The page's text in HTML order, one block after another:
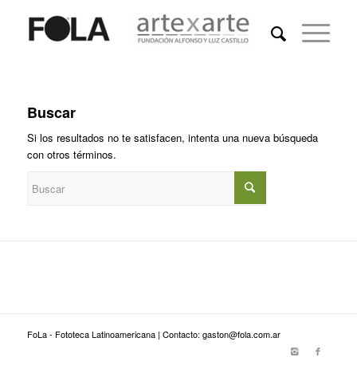
Buscar
Si los resultados no te satisfacen, intenta una nueva búsqueda
con otros términos.
FoLa - Fototeca Latinoamericana | Contacto: gaston@fola.com.ar